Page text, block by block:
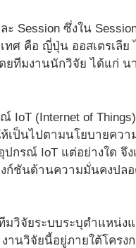
Session ซึ่งใน
ทศ คือ ญี่ปุ่น ออสเตรเลี
ยทีมงานนักวิจัย ได้แก่
IoT (Internet of
เป็นไปตามนโยบายคว
กรณ์ IoT แต่อย่างใด จึ
ชันด้านความมั่นคงปลอ
วิจัยระบบระบุตำแหน่ง
นวิจัยนี้อยู่ภายใต้โครงก